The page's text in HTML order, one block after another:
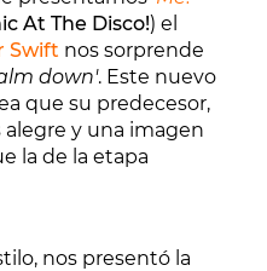
At The Disco!) el
Swift nos sorprende
down'. Este nuevo
que su predecesor,
y una imagen
la de la etapa
nos presentó la